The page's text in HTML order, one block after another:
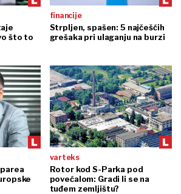
što to
financije
Strpljen, spašen: 5 najčešćih
grešaka pri ulaganju na burzi
varteks
Rotor kod S-Parka pod
povećalom: Gradi li se na
tuđem zemljištu?